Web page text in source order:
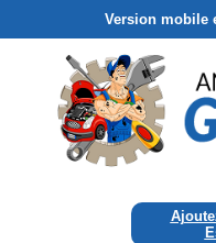
Version mobile